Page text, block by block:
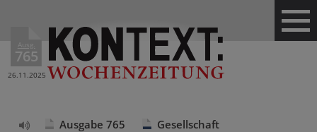
Ausg.
765
26.11.2025
Ausgabe 765 Gesellschaft